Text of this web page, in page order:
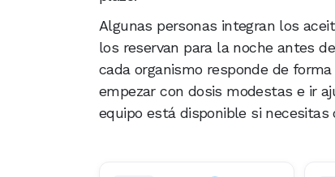
Algunas personas integran los
los reservan para la noche antes
cada organismo responde de
empezar con dosis modestas e ir
equipo está disponible si necesitas